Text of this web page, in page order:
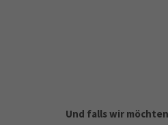
Und falls wir